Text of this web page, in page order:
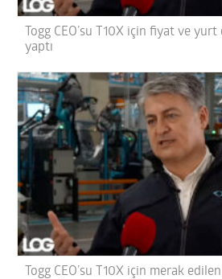
Togg CEO’su T10X için fiyat ve yurt
yaptı
Togg CEO’su T10X için merak